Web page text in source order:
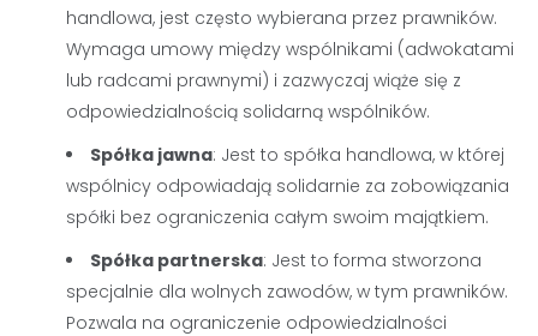
handlowa, jest często wybierana przez prawników.
Wymaga umowy między wspólnikami (adwokatami
lub radcami prawnymi) i zazwyczaj wiąże się z
odpowiedzialnością solidarną wspólników.
Spółka jawna: Jest to spółka handlowa, w której
wspólnicy odpowiadają solidarnie za zobowiązania
spółki bez ograniczenia całym swoim majątkiem.
Spółka partnerska: Jest to forma stworzona
specjalnie dla wolnych zawodów, w tym prawników.
Pozwala na ograniczenie odpowiedzialności